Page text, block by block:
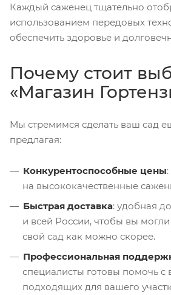
Каждый саженец тщательно
использованием передовых
обеспечить здоровье и
Почему стоит
«Магазин
Мы стремимся сделать ваш сад
предлагая:
Конкурентоспособные цены
на высококачественные
Быстрая доставка: удобная
и всей России, чтобы вы
свой сад как можно скорее.
Профессиональная
специалисты готовы помочь с
подходящих для вашего